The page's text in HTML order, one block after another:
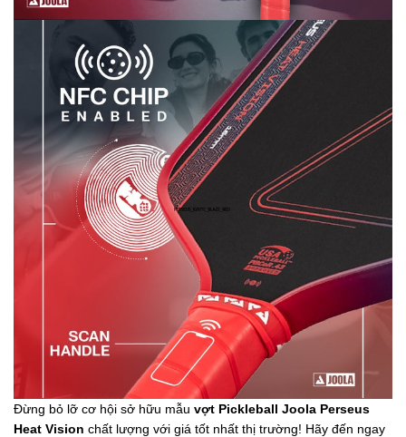
Đừng bỏ lỡ cơ hội sở hữu mẫu vợt Pickleball Joola Perseus
Heat Vision chất lượng với giá tốt nhất thị trường! Hãy đến ngay